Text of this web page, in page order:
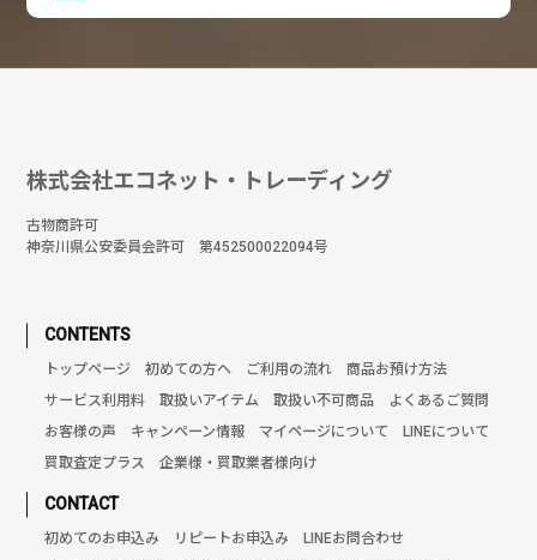
株式会社エコネット・トレーディング
古物商許可
神奈川県公安委員会許可 第452500022094号
CONTENTS
トップページ 初めての方へ ご利用の流れ
商品お預け方法
サービス利用料
取扱いアイテム 取扱い不可商品
よくあるご質問
お客様の声
キャンペーン情報 マイページについて
LINEについて
買取査定プラス
企業様・買取業者様向け
CONTACT
初めてのお申込み リピートお申込み
LINEお問合わせ